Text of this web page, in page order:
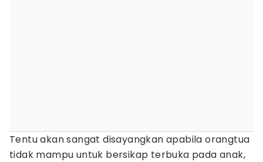
Tentu akan sangat disayangkan apabila orangtua
tidak mampu untuk bersikap terbuka pada anak,